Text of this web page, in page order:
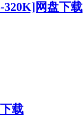
320K]网盘下载
载